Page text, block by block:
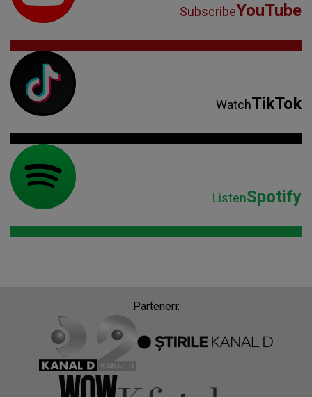
SubscribeYouTube
WatchTikTok
ListenSpotify
Parteneri: